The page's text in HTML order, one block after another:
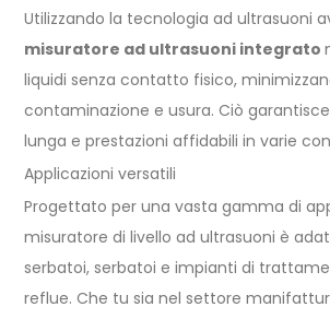
Utilizzando la tecnologia ad ultrasuoni
misuratore ad ultrasuoni integrato
liquidi senza contatto fisico,
contaminazione e usura. Ciò
lunga e prestazioni affidabili in varie
Applicazioni versatili
Progettato per una vasta gamma di
misuratore di livello ad ultrasuoni è
serbatoi, serbatoi e impianti di
reflue. Che tu sia nel settore